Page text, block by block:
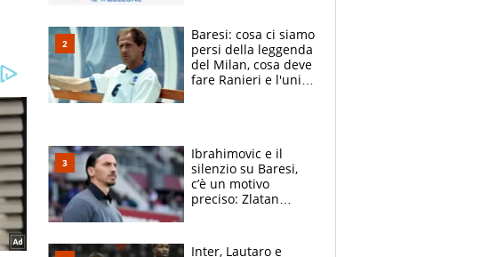
Baresi: cosa ci siamo
persi della leggenda
del Milan, cosa deve
fare Ranieri e l'unico
Ibrahimovic e il
silenzio su Baresi,
c’è un motivo
preciso: Zlatan
e dalla morte di
Inter, Lautaro e